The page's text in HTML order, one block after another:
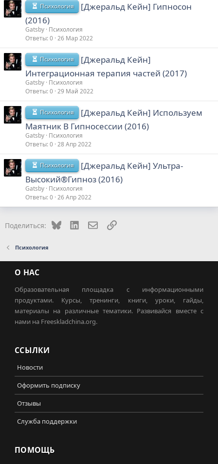
Психология
[Джеральд Кейн] Гипносон
(2016)
Gatsby Психология
Ответы 0 26 Мар 2022
Психология
[Джеральд Кейн]
Интеграционная терапия частей (2017)
Gatsby Психология
Ответы 0 29 Май 2022
Психология
[Джеральд Кейн] Используем
Маятник В Гипносессии (2016)
Gatsby Психология
Ответы 0 28 Апр 2022
Психология
[Джеральд Кейн] Ультра-
Высокий®Гипноз (2016)
Gatsby Психология
Ответы 0 26 Апр 2022
Поделиться: Bluesky LinkedInЭлектронная почта
Ссылка
Психология
О НАС
Образовательная площадка с информационными
продуктами. Курсы, тренинги, книги, уроки, гайды,
материалы на различные тематики. Развивайся вместе с
нами на Freeskladchina.org.
ССЫЛКИ
Новости
Оформить подписку
Отзывы
Служба поддержки
ПОМОЩЬ